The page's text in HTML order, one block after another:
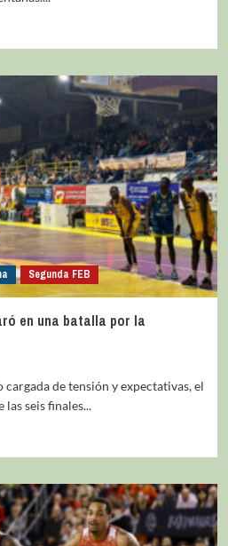
Segunda FEB
en una batalla por la
cargada de tensión y expectativas, el
las seis finales...